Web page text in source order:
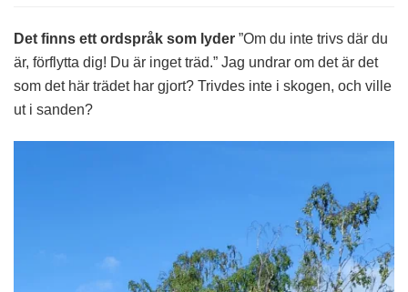
Det finns ett ordspråk som lyder ”Om du inte trivs där du
är, förflytta dig! Du är inget träd.” Jag undrar om det är det
som det här trädet har gjort? Trivdes inte i skogen, och ville
ut i sanden?